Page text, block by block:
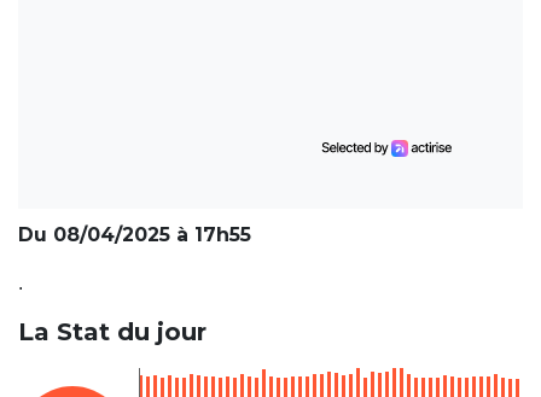
Du 08/04/2025 à 17h55
.
La Stat du jour